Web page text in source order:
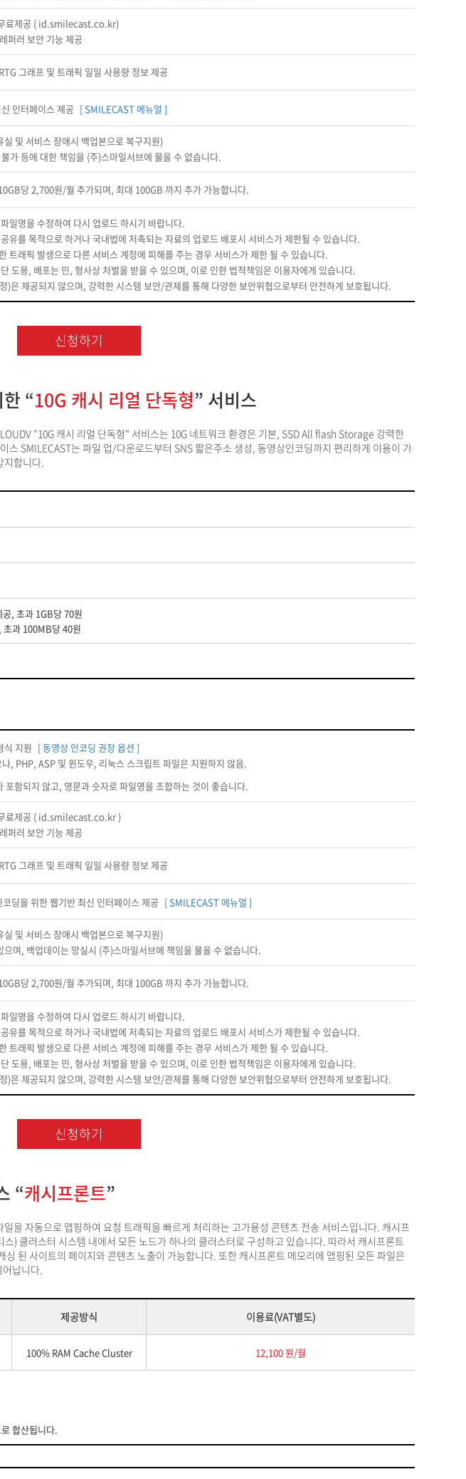
료제공 ( id.smilecast.co.kr)
퍼러 보안 기능 제공
그래프 및 트래픽 일일 사용량 정보 제공
인터페이스 제공 [ SMILECAST 메뉴얼 ]
및 서비스 장애시 백업본으로 복구지원)
가 등에 대한 책임을 (주)스마일서브에 물을 수 없습니다.
당 2,700원/월 추가되며, 최대 100GB 까지 추가 가능합니다.
일명을 수정하여 다시 업로드 하시기 바랍니다.
유를 목적으로 하거나 국내법에 저촉되는 자료의 업로드 배포시 서비스가 제한될 수 있습니다.
트래픽 발생으로 다른 서비스 계정에 피해를 주는 경우 서비스가 제한 될 수 있습니다.
도용, 배포는 민, 형사상 처벌을 받을 수 있으며, 이로 인한 법적책임은 이용자에게 있습니다.
)은 제공되지 않으며, 강력한 시스템 보안/관제를 통해 다양한 보안위협으로부터 안전하게 보호됩니다.
신청하기
“10G 캐시 리얼 단독형” 서비스
"10G 캐시 리얼 단독형" 서비스는 10G 네트워크 환경은 기본, SSD All flash Storage 강력한
스 SMILECAST는 파일 업/다운로드부터 SNS 짧은주소 생성, 동영상인코딩까지 편리하게 이용이 가
지합니다.
, 초과 1GB당 70원
과 100MB당 40원
식 지원 [ 동영상 인코딩 권장 옵션 ]
, PHP, ASP 및 윈도우, 리눅스 스크립트 파일은 지원하지 않음.
함되지 않고, 영문과 숫자로 파일명을 조합하는 것이 좋습니다.
료제공 ( id.smilecast.co.kr )
퍼러 보안 기능 제공
그래프 및 트래픽 일일 사용량 정보 제공
딩을 위한 웹기반 최신 인터페이스 제공 [ SMILECAST 메뉴얼 ]
및 서비스 장애시 백업본으로 복구지원)
며, 백업데이는 망실시 (주)스마일서브에 책임을 물을 수 없습니다.
당 2,700원/월 추가되며, 최대 100GB 까지 추가 가능합니다.
일명을 수정하여 다시 업로드 하시기 바랍니다.
유를 목적으로 하거나 국내법에 저촉되는 자료의 업로드 배포시 서비스가 제한될 수 있습니다.
트래픽 발생으로 다른 서비스 계정에 피해를 주는 경우 서비스가 제한 될 수 있습니다.
도용, 배포는 민, 형사상 처벌을 받을 수 있으며, 이로 인한 법적책임은 이용자에게 있습니다.
)은 제공되지 않으며, 강력한 시스템 보안/관제를 통해 다양한 보안위협으로부터 안전하게 보호됩니다.
신청하기
“캐시프론트”
을 자동으로 맵핑하여 요청 트래픽을 빠르게 처리하는 고가용성 콘텐츠 전송 서비스입니다. 캐시프
) 클러스터 시스템 내에서 모든 노드가 하나의 클러스터로 구성하고 있습니다. 따라서 캐시프론트
된 사이트의 페이지와 콘텐츠 노출이 가능합니다. 또한 캐시프론트 메모리에 맵핑된 모든 파일은
납니다.
제공방식 이용료(VAT별도)
100% RAM Cache Cluster 12,100 원/월
합산됩니다.